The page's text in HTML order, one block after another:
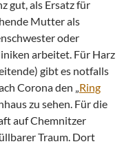
gut, als Ersatz für
Mutter als
oder
arbeitet. Für Harz
gibt es notfalls
Corona den „ Ring
zu sehen. Für die
auf Chemnitzer
Traum. Dort